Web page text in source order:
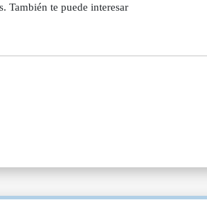
También te puede interesar